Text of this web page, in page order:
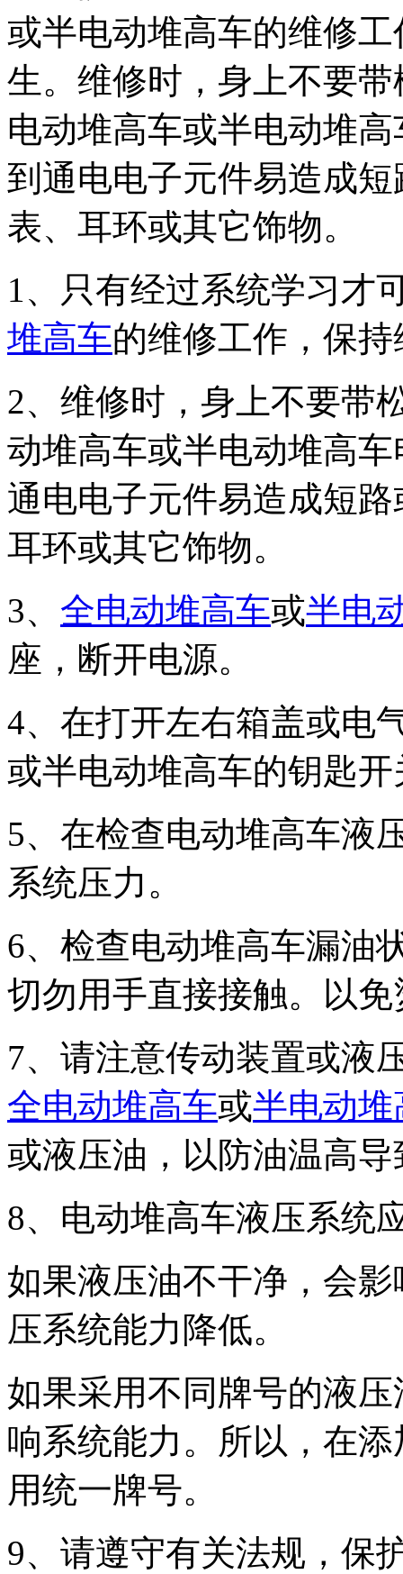
或半电动堆高车的维修
生。维修时，身上不要
电动堆高车或半电动堆
到通电电子元件易造成
表、耳环或其它饰物。
1、只有经过系统学习才
堆高车的维修工作，保
2、维修时，身上不要带
动堆高车或半电动堆高
通电电子元件易造成短
耳环或其它饰物。
3、 全电动堆高车或半电
座，断开电源。
4、在打开左右箱盖或电
或半电动堆高车的钥匙开
5、在检查电动堆高车液
系统压力。
6、检查电动堆高车漏油
切勿用手直接接触。以免
7、请注意传动装置或液
全电动堆高车或半电动堆
或液压油，以防油温高
8、电动堆高车液压系统
如果液压油不干净，会
压系统能力降低。
如果采用不同牌号的液
响系统能力。所以，在
用统一牌号。
9、请遵守有关法规，保